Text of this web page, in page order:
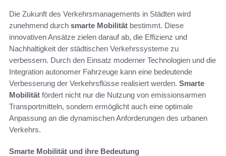
Die Zukunft des Verkehrsmanagements in Städten wird
zunehmend durch smarte Mobilität bestimmt. Diese
innovativen Ansätze zielen darauf ab, die Effizienz und
Nachhaltigkeit der städtischen Verkehrssysteme zu
verbessern. Durch den Einsatz moderner Technologien und die
Integration autonomer Fahrzeuge kann eine bedeutende
Verbesserung der Verkehrsflüsse realisiert werden. Smarte
Mobilität fördert nicht nur die Nutzung von emissionsarmen
Transportmitteln, sondern ermöglicht auch eine optimale
Anpassung an die dynamischen Anforderungen des urbanen
Verkehrs.
Smarte Mobilität und ihre Bedeutung